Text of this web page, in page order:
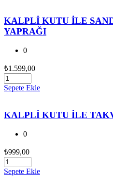
KALPLİ KUTU İLE
YAPRAĞI
0
₺1.599,00
Sepete Ekle
KALPLİ KUTU İLE
0
₺999,00
Sepete Ekle